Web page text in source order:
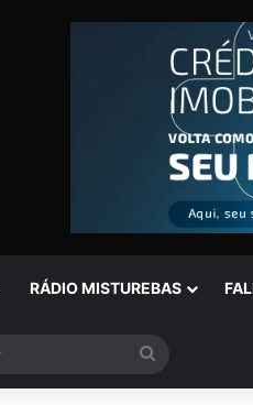
RÁDIO MISTUREBAS
por